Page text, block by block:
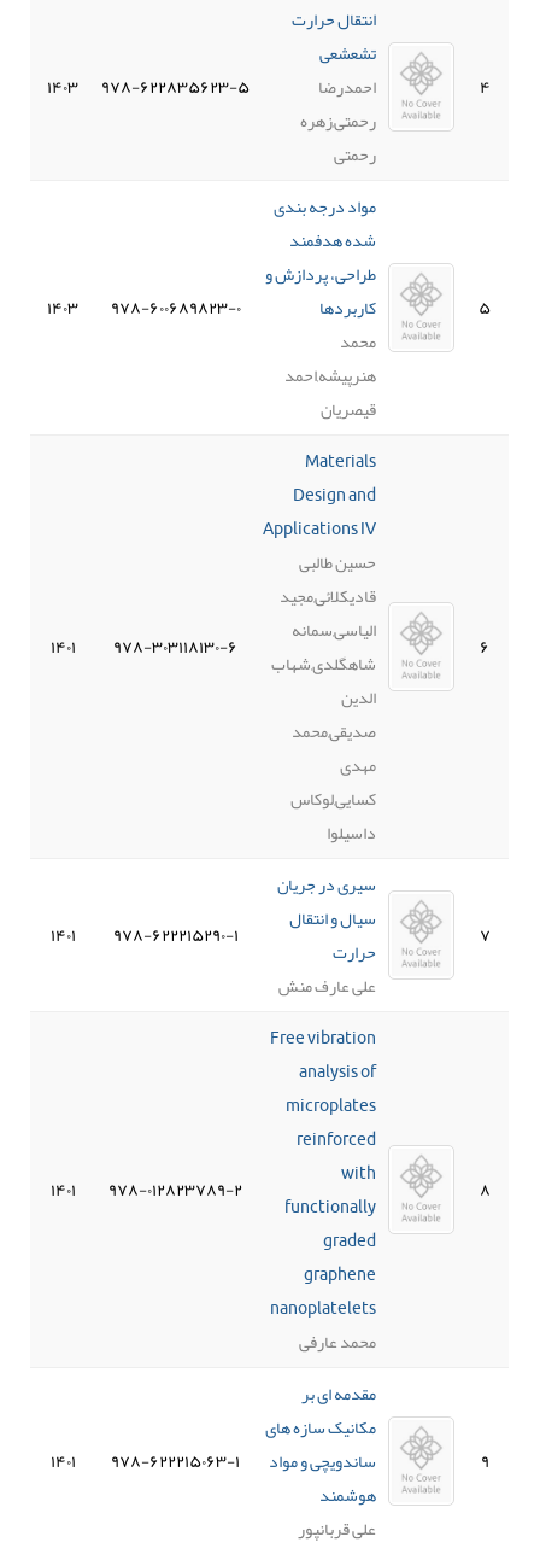
۱۴۰۳ ۹۷۸-۶۲۲۸۳۵۶۲۳-۵
انتقال حرارت
تشعشعی
احمدرضا
رحمتی,زهره
رحمتی
۴
۱۴۰۳ ۹۷۸-۶۰۰۶۸۹۸۲۳-۰
مواد درجه بندی
شده هدفمند
طراحی، پردازش و
کاربردها
محمد
هنرپیشه,احمد
قیصریان
۵
۱۴۰۱ ۹۷۸-۳۰۳۱۱۸۱۳۰-۶
Materials
Design and
Applications IV
حسین طالبی
قادیکلائی,مجید
الیاسی,سمانه
شاهگلدی,شهاب
الدین
صدیقی,محمد
مهدی
کسایی,لوکاس
داسیلوا
۶
۱۴۰۱ ۹۷۸-۶۲۲۲۱۵۲۹۰-۱
سیری در جریان
سیال و انتقال
حرارت
علی عارف منش
۷
۱۴۰۱ ۹۷۸-۰۱۲۸۲۳۷۸۹-۲
Free vibration
analysis of
microplates
reinforced
with
functionally
graded
graphene
nanoplatelets
محمد عارفی
۸
۱۴۰۱ ۹۷۸-۶۲۲۲۱۵۰۶۳-۱
مقدمه ای بر
مکانیک سازه های
ساندویچی و مواد
هوشمند
علی قربانپور
۹